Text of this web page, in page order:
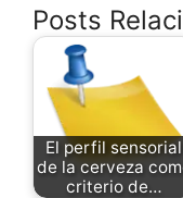
Posts
El perfil sensorial
de la cerveza
criterio de…